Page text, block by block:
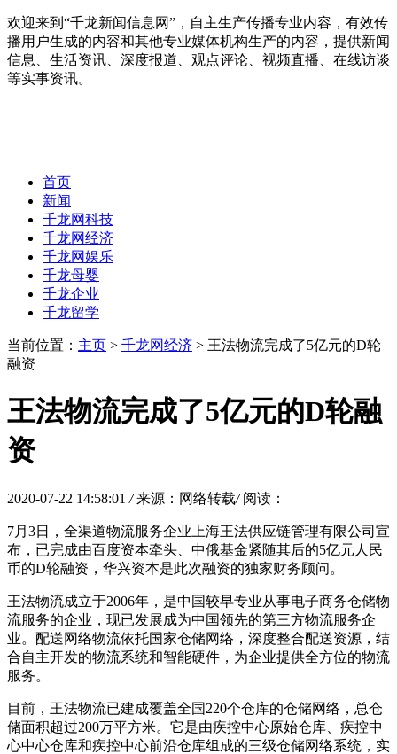
欢迎来到“千龙新闻信息网”，自主生产传播专业内容，有效传
播用户生成的内容和其他专业媒体机构生产的内容，提供新闻
信息、生活资讯、深度报道、观点评论、视频直播、在线访谈
等实事资讯。
首页
新闻
千龙网科技
千龙网经济
千龙网娱乐
千龙母婴
千龙企业
千龙留学
当前位置： 主页 > 千龙网经济 > 王法物流完成了5亿元的D轮
融资
王法物流完成了5亿元的D轮融
资
2020-07-22 14:58:01 / 来源：网络转载/ 阅读：
7月3日，全渠道物流服务企业上海王法供应链管理有限公司宣
布，已完成由百度资本牵头、中俄基金紧随其后的5亿元人民
币的D轮融资，华兴资本是此次融资的独家财务顾问。
王法物流成立于2006年，是中国较早专业从事电子商务仓储物
流服务的企业，现已发展成为中国领先的第三方物流服务企
业。配送网络物流依托国家仓储网络，深度整合配送资源，结
合自主开发的物流系统和智能硬件，为企业提供全方位的物流
服务。
目前，王法物流已建成覆盖全国220个仓库的仓储网络，总仓
储面积超过200万平方米。它是由疾控中心原始仓库、疾控中
心中心仓库和疾控中心前沿仓库组成的三级仓储网络系统，实